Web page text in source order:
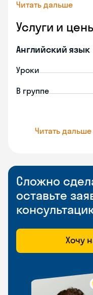
Читать дальше
Услуги и
Английский язык
Уроки
В группе
Читать дальше
Сложно
оставьте
Хочу